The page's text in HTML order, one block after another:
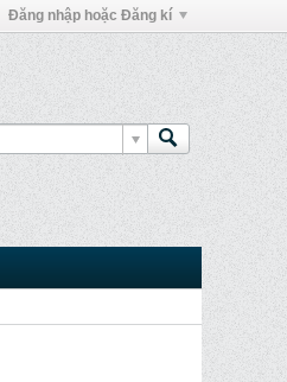
Đăng nhập hoặc Đăng kí